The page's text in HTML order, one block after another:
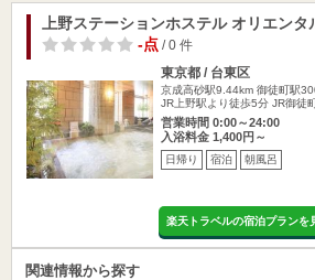
上野ステーションホステル オリエンタ
-点/ 0 件
東京都 / 台東区
京成高砂駅9.44km 御徒町駅
JR上野駅より徒歩5分 JR御徒
営業時間 0:00～24:00
入浴料金 1,400円～
日帰り 宿泊 朝風呂
楽天トラベルの宿泊プランを
関連情報から探す